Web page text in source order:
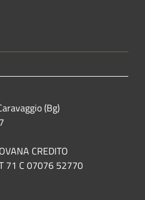
(Bg)
CREDITO
71 C 07076 52770